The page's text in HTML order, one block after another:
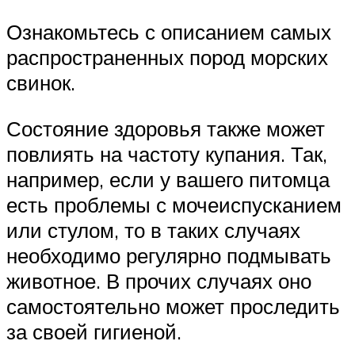
Ознакомьтесь с описанием самых
распространенных пород морских
свинок.
Состояние здоровья также может
повлиять на частоту купания. Так,
например, если у вашего питомца
есть проблемы с мочеиспусканием
или стулом, то в таких случаях
необходимо регулярно подмывать
животное. В прочих случаях оно
самостоятельно может проследить
за своей гигиеной.